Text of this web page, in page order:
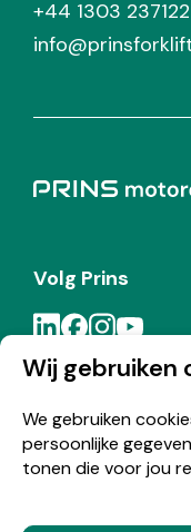
Wij gebruiken
We gebruiken
persoonlijke
tonen die voor jou
+44 1303 237122
Volg Prins
Meld je aan